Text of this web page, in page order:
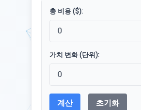
총 비용 ($):
가치 변화 (단위):
계산 초기화